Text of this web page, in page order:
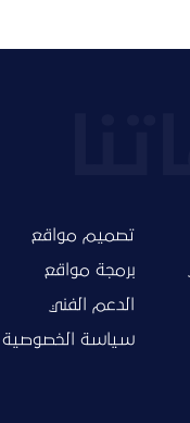
تصميم مواقع
برمجة مواقع
الدعم الفني
سياسة الخصوصية